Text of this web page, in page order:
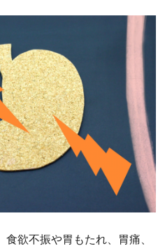
欲不振や胃もたれ、胃痛、